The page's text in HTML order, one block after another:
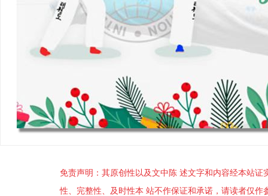
裁判规则
免责声明：其原创性以及文中陈 述文字和内容经本站
性、完整性、及时性本 站不作保证和承诺，请读者仅作